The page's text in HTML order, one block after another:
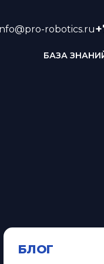
robotics.ru
БАЗА
БЛОГ